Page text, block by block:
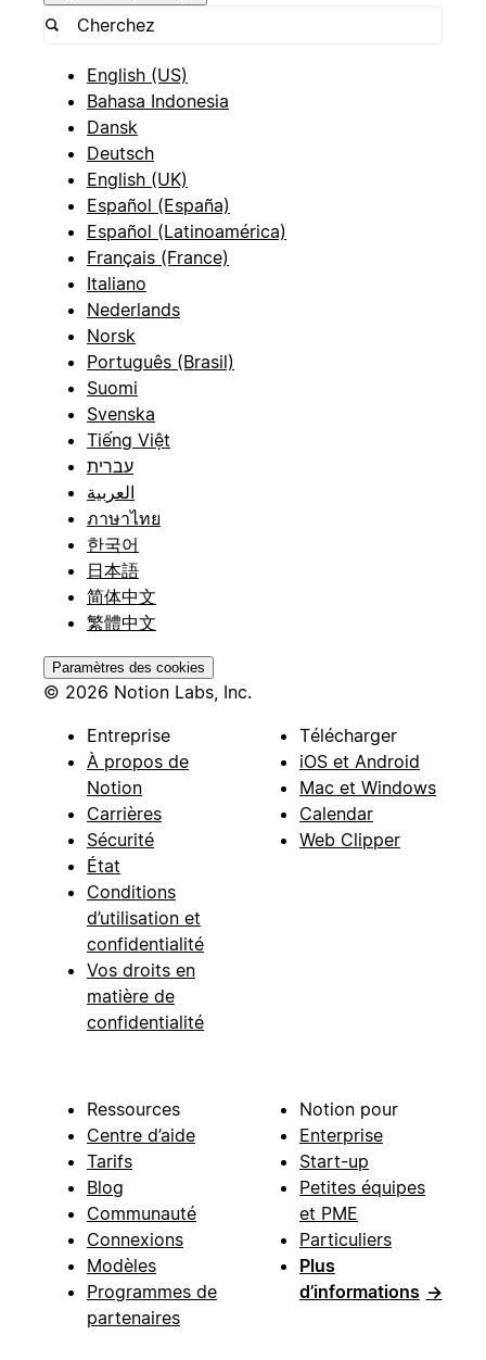
English (US)
Bahasa Indonesia
Dansk
Deutsch
English (UK)
Español (España)
Español (Latinoamérica)
Français (France)
Italiano
Nederlands
Norsk
Português (Brasil)
Suomi
Svenska
Tiếng Việt
עברית
العربية
ภาษาไทย
한국어
日本語
简体中文
繁體中文
Paramètres des cookies
© 2026 Notion Labs, Inc.
Entreprise
À propos de
Notion
Carrières
Sécurité
État
Conditions
d’utilisation et
confidentialité
Vos droits en
matière de
confidentialité
Télécharger
iOS et Android
Mac et Windows
Calendar
Web Clipper
Ressources
Centre d’aide
Tarifs
Blog
Communauté
Connexions
Modèles
Programmes de
partenaires
Notion pour
Enterprise
Start-up
Petites équipes
et PME
Particuliers
Plus
d’informations →